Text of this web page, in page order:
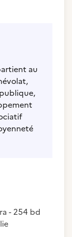
au
- 254 bd